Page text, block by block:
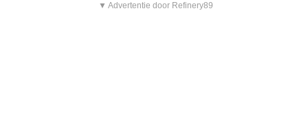
▼ Advertentie door Refinery89